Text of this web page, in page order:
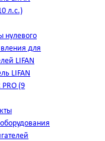
л.с.)
нулевого
для
LIFAN
LIFAN
PRO (9